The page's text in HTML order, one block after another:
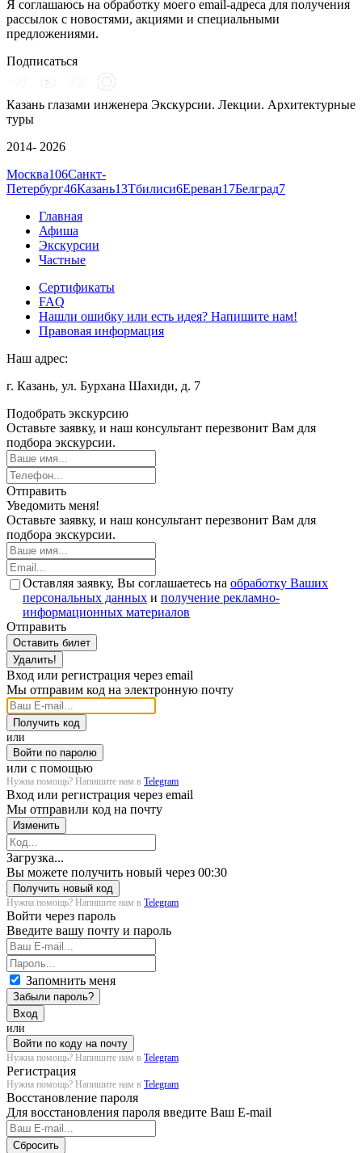
Я соглашаюсь на обработку моего email-адреса для получения
рассылок с новостями, акциями и специальными
предложениями.
Подписаться
Казань глазами инженера Экскурсии. Лекции. Архитектурные
туры
2014- 2026
Москва106Санкт-
Петербург46Казань13Тбилиси6Ереван17Белград7
Главная
Афиша
Экскурсии
Частные
Сертификаты
FAQ
Нашли ошибку или есть идея? Напишите нам!
Правовая информация
Наш адрес:
г. Казань, ул. Бурхана Шахиди, д. 7
Подобрать экскурсию
Оставьте заявку, и наш консультант перезвонит Вам для
подбора экскурсии.
Отправить
Уведомить меня!
Оставьте заявку, и наш консультант перезвонит Вам для
подбора экскурсии.
Оставляя заявку, Вы соглашаетесь на обработку Ваших
персональных данных и получение рекламно-
информационных материалов
Отправить
Оставить билет
Удалить!
Вход или регистрация через email
Мы отправим код на электронную почту
Получить код
или
Войти по паролю
или с помощью
Нужна помощь? Напишите нам в Telegram
Вход или регистрация через email
Мы отправили код на почту
Изменить
Загрузка...
Вы можете получить новый через 00:30
Получить новый код
Нужна помощь? Напишите нам в Telegram
Войти через пароль
Введите вашу почту и пароль
Запомнить меня
Забыли пароль?
Вход
или
Войти по коду на почту
Нужна помощь? Напишите нам в Telegram
Регистрация
Нужна помощь? Напишите нам в Telegram
Восстановление пароля
Для восстановления пароля введите Ваш E-mail
Сбросить